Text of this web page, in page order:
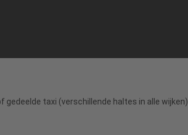
gedeelde taxi (verschillende haltes in alle wijken)